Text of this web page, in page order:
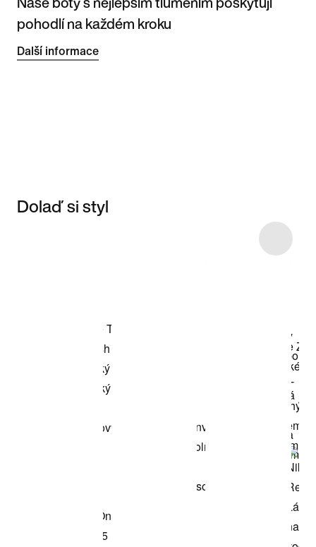
pohodlí na každém kroku
Další informace
Dolaď si styl